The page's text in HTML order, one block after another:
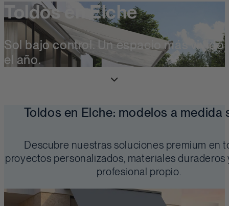
Toldos en Elche
Sol bajo control. Un espacio más vivido
el año.
Toldos en Elche: modelos a medida
Descubre nuestras soluciones premium en
proyectos personalizados, materiales duraderos
profesional propio.